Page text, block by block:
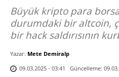
Büyük kripto para
durumdaki bir altcoin,
bir hack saldırısının
Yazar: Mete Demiralp
09.03.2025 - 03:41
Güncelleme: